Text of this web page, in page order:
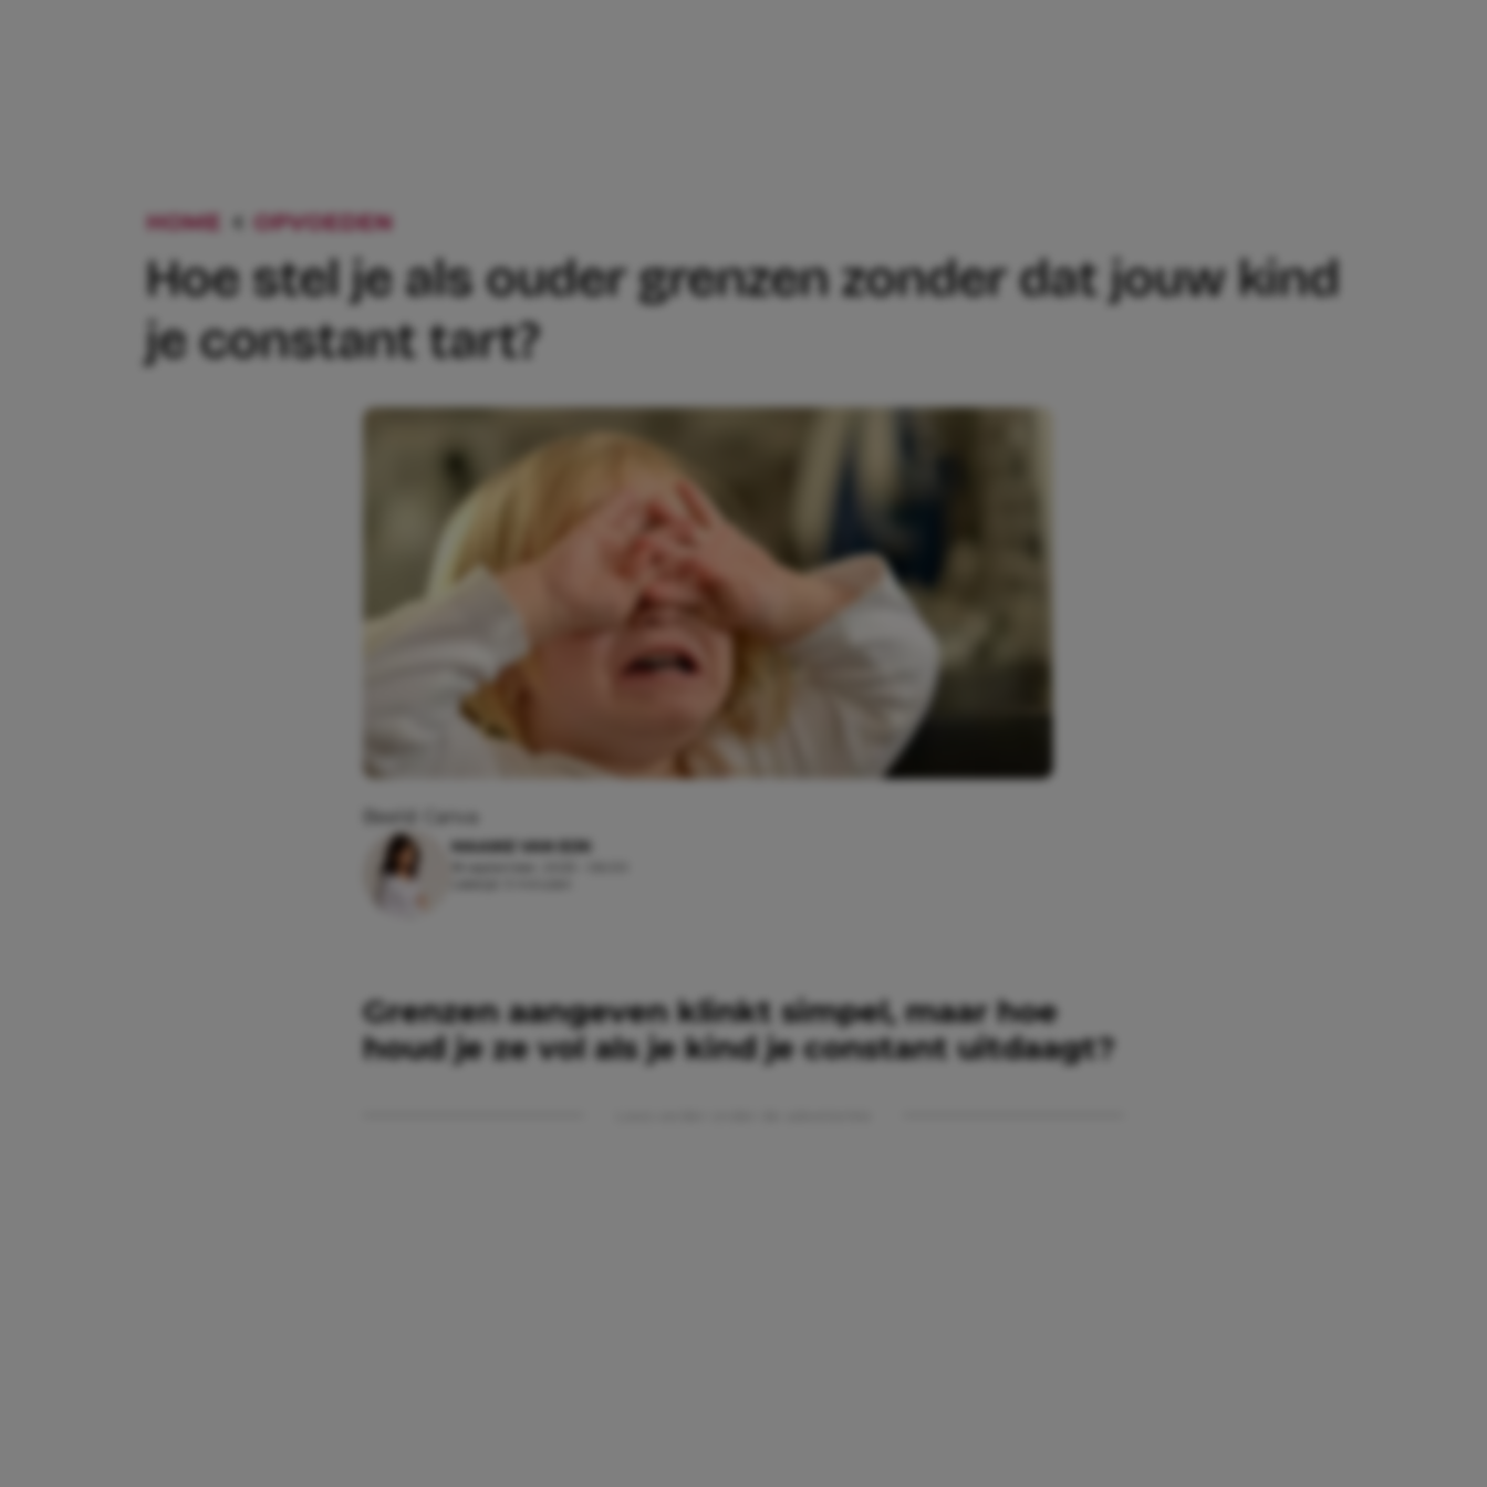
HOME OPVOEDEN
Hoe stel je als ouder grenzen zonder dat jouw kind
je constant tart?
MAAIKE VAN EIJK
Grenzen aangeven klinkt simpel, maar hoe
houd je ze vol als je kind je constant uitdaagt?